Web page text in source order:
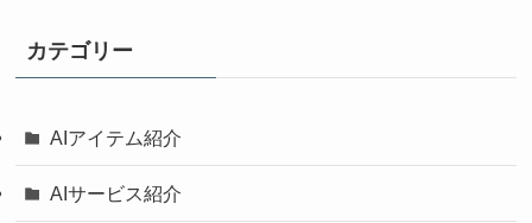
カテゴリー
AIアイテム紹介
AIサービス紹介